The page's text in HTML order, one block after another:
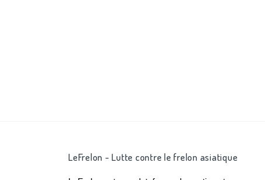
LeFrelon - Lutte contre le frelon asiatique